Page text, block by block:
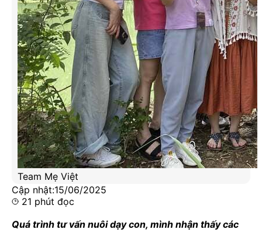
Team Mẹ Việt
Cập nhật:15/06/2025
21 phút đọc
Quá trình tư vấn nuôi dạy con, mình nhận thấy các